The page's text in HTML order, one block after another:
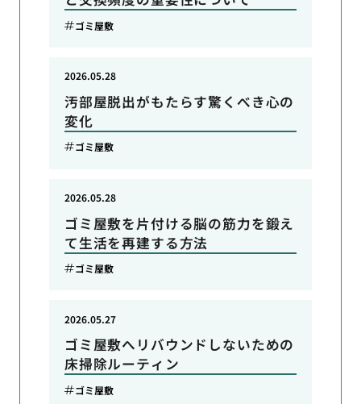
ゴミ屋敷
汚部屋脱出がもたらす驚くべき心の
変化
2026.05.28
ゴミ屋敷
ゴミ屋敷を片付ける脳の筋力を鍛え
て生活を再建する方法
2026.05.28
ゴミ屋敷
ゴミ屋敷へリバウンドしないための
床掃除ルーティン
2026.05.27
ゴミ屋敷